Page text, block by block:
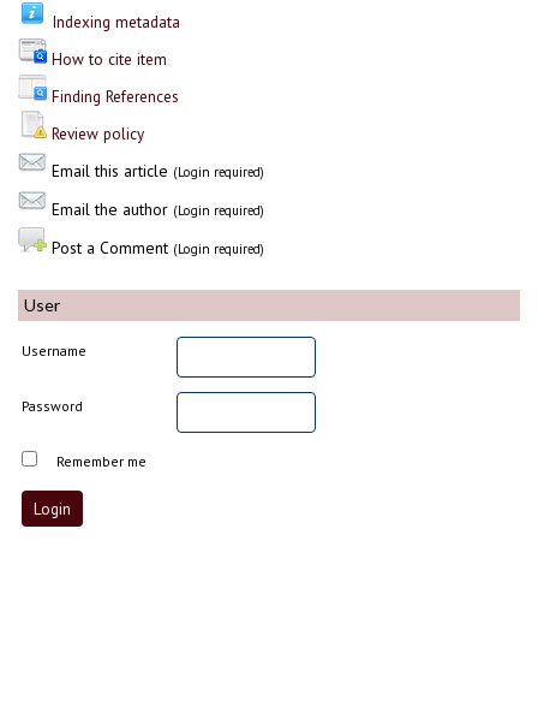
Indexing metadata
How to cite item
Finding References
Review policy
Email this article (Login required)
Email the author (Login required)
Post a Comment (Login required)
User
Username
Password
Remember me